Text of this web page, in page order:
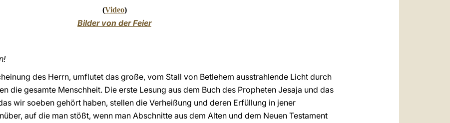
(Video)
Bilder von der Feier
des Herrn, umflutet das große, vom Stall von Betlehem ausstrahlende Licht durch
die gesamte Menschheit. Die erste Lesung aus dem Buch des Propheten Jesaja und das
wir soeben gehört haben, stellen die Verheißung und deren Erfüllung in jener
auf die man stößt, wenn man Abschnitte aus dem Alten und dem Neuen Testament